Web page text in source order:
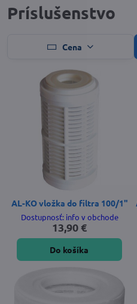
Príslušenstvo
Cena
AL-KO vložka do filtra 100/1"
Dostupnosť: info v obchode
13,90 €
Do košíka